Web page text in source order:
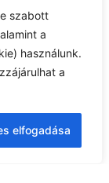
szabott
a
használunk.
a
elfogadása